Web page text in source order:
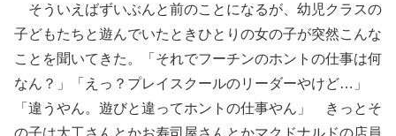
そういえばずいぶんと前のことになるが、幼児クラスの
子どもたちと遊んでいたときひとりの女の子が突然こんな
ことを聞いてきた。「それでフーチンのホントの仕事は何
なん？」「えっ？プレイスクールのリーダーやけど…」
「違うやん。遊びと違ってホントの仕事やん」 きっとそ
の子は大工さんとかお寿司屋さんとかマクドナルドの店員